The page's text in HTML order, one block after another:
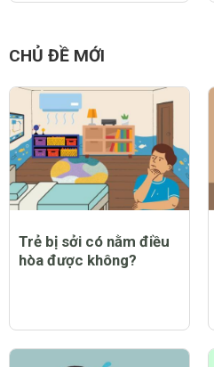
CHỦ ĐỀ MỚI
Trẻ bị sởi có nằm điều
hòa được không?